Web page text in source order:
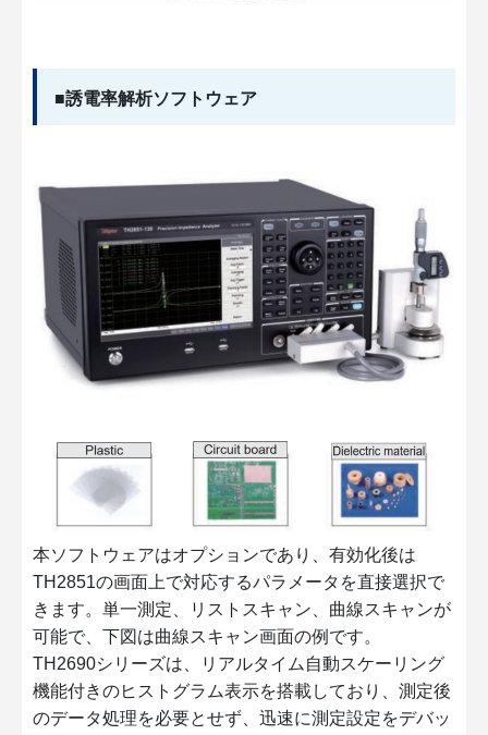
■誘電率解析ソフトウェア
本ソフトウェアはオプションであり、有効化後は
TH2851の画面上で対応するパラメータを直接選択で
きます。単一測定、リストスキャン、曲線スキャンが
可能で、下図は曲線スキャン画面の例です。
TH2690シリーズは、リアルタイム自動スケーリング
機能付きのヒストグラム表示を搭載しており、測定後
のデータ処理を必要とせず、迅速に測定設定をデバッ